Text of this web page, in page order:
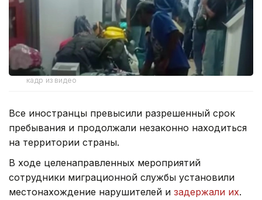
кадр из видео
Все иностранцы превысили разрешенный срок
пребывания и продолжали незаконно находиться
на территории страны.
В ходе целенаправленных мероприятий
сотрудники миграционной службы установили
местонахождение нарушителей и задержали их.